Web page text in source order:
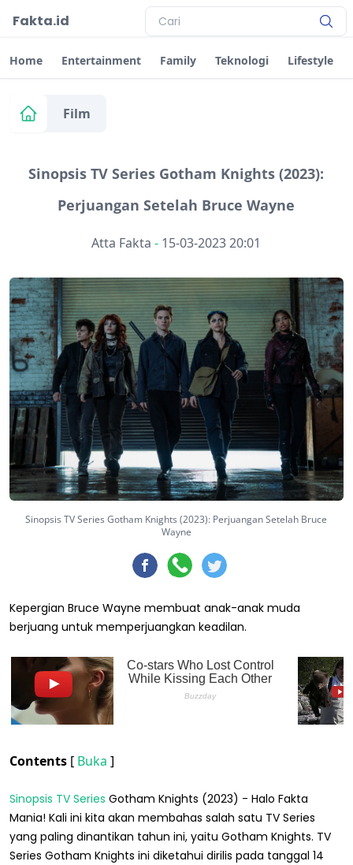
Fakta.id
Home Entertainment Family Teknologi Lifestyle
Film
Sinopsis TV Series Gotham Knights (2023):
Perjuangan Setelah Bruce Wayne
Atta Fakta - 15-03-2023 20:01
Sinopsis TV Series Gotham Knights (2023): Perjuangan Setelah Bruce
Wayne
Kepergian Bruce Wayne membuat anak-anak muda
berjuang untuk memperjuangkan keadilan.
Contents [ Buka ]
Sinopsis TV Series Gotham Knights (2023) - Halo Fakta
Mania! Kali ini kita akan membahas salah satu TV Series
yang paling dinantikan tahun ini, yaitu Gotham Knights. TV
Series Gotham Knights ini diketahui dirilis pada tanggal 14